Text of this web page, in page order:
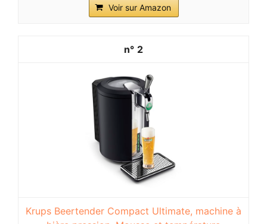
Voir sur Amazon
2
Krups Beertender Compact Ultimate, machine à